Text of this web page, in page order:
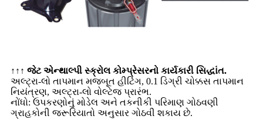
↑↑↑ જેટ એન્થાલ્પી સ્ક્રોલ કોમ્પ્રેસરનો કાર્યકારી સિદ્ધાંત.
અલ્ટ્રા-લો તાપમાન મજબૂત હીટિંગ, 0.1 ડિગ્રી ચોક્કસ તાપમાન
નિયંત્રણ, અલ્ટ્રા-લો વોલ્ટેજ પ્રારંભ.
નોંધો: ઉપકરણોનું મોડેલ અને તકનીકી પરિમાણ ગોઠવણી
ગ્રાહકોની જરૂરિયાતો અનુસાર ગોઠવી શકાય છે.